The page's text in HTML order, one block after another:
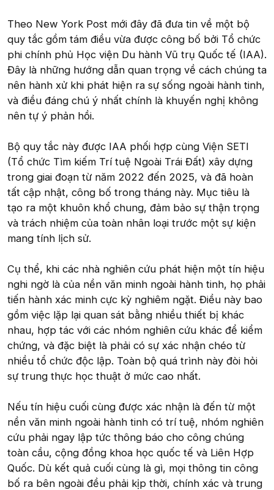
Theo New York Post mới đây đã đưa tin về một bộ
quy tắc gồm tám điều vừa được công bố bởi Tổ chức
phi chính phủ Học viện Du hành Vũ trụ Quốc tế (IAA).
Đây là những hướng dẫn quan trọng về cách chúng ta
nên hành xử khi phát hiện ra sự sống ngoài hành tinh,
và điều đáng chú ý nhất chính là khuyến nghị không
nên tự ý phản hồi.
Bộ quy tắc này được IAA phối hợp cùng Viện SETI
(Tổ chức Tìm kiếm Trí tuệ Ngoài Trái Đất) xây dựng
trong giai đoạn từ năm 2022 đến 2025, và đã hoàn
tất cập nhật, công bố trong tháng này. Mục tiêu là
tạo ra một khuôn khổ chung, đảm bảo sự thận trọng
và trách nhiệm của toàn nhân loại trước một sự kiện
mang tính lịch sử.
Cụ thể, khi các nhà nghiên cứu phát hiện một tín hiệu
nghi ngờ là của nền văn minh ngoài hành tinh, họ phải
tiến hành xác minh cực kỳ nghiêm ngặt. Điều này bao
gồm việc lặp lại quan sát bằng nhiều thiết bị khác
nhau, hợp tác với các nhóm nghiên cứu khác để kiểm
chứng, và đặc biệt là phải có sự xác nhận chéo từ
nhiều tổ chức độc lập. Toàn bộ quá trình này đòi hỏi
sự trung thực học thuật ở mức cao nhất.
Nếu tín hiệu cuối cùng được xác nhận là đến từ một
nền văn minh ngoài hành tinh có trí tuệ, nhóm nghiên
cứu phải ngay lập tức thông báo cho công chúng
toàn cầu, cộng đồng khoa học quốc tế và Liên Hợp
Quốc. Dù kết quả cuối cùng là gì, mọi thông tin công
bố ra bên ngoài đều phải kịp thời, chính xác và trung